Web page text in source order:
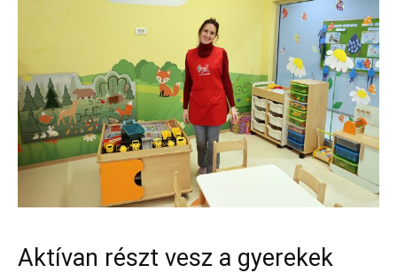
Aktívan részt vesz a gyerekek